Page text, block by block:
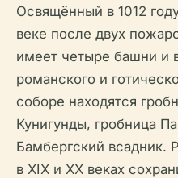
Освящённый в 1012
веке после двух
имеет четыре башни и
романского и
соборе находятся
Кунигунды, гробница
Бамбергский всадник.
в XIX и XX веках